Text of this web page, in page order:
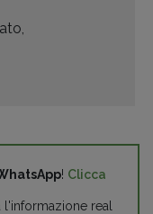
! Clicca
l'informazione real